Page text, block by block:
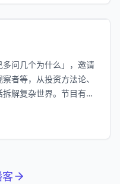
问几个为什么」，邀请
者等，从投资方法论、
解复杂世界。节目有常
档硬核又走心的思维马